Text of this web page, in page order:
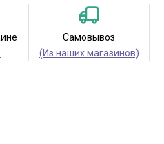
Самовывоз
(Из наших магазинов)